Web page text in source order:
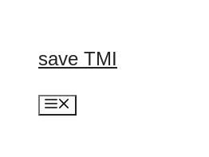
save TMI